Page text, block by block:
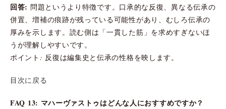
回答: 問題というより特徴です。口承的な反復、異なる伝承の
併置、増補の痕跡が残っている可能性があり、むしろ伝承の
厚みを示します。読む側は「一貫した筋」を求めすぎないほ
うが理解しやすいです。
ポイント: 反復は編集史と伝承の性格を映します。
目次に戻る
FAQ 13: マハーヴァストゥはどんな人におすすめですか？